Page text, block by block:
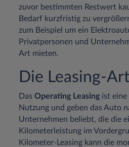
zuvor bestimmten Restwert
Bedarf kurzfristig zu
zum Beispiel um ein
Privatpersonen und
Art mieten.
Die Leasing-
Das Operating Leasing ist eine
Nutzung und geben das Auto
Unternehmen beliebt, die die
Kilometerleistung im
Kilometer-Leasing kann die